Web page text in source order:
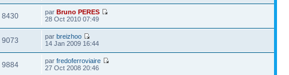
8430 parBruno PERES
28 Oct 2010 07:49
9073 parbreizhoo
14 Jan 2009 16:44
9884 parfredoferroviaire
27 Oct 2008 20:46